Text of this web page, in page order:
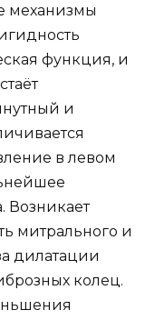
механизмы
функция, и
и
в левом
Возникает
митрального и
дилатации
колец.